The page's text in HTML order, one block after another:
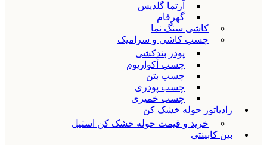
آرتما گلدیس
گهرفام
کاشی سنگ نما
چسب کاشی و سرامیک
پودر بندکشی
چسب آکواریوم
چسب بتن
چسب پودری
چسب خمیری
رادیاتور حوله خشک کن
خرید و قیمت حوله خشک کن استیل
بین کابینتی